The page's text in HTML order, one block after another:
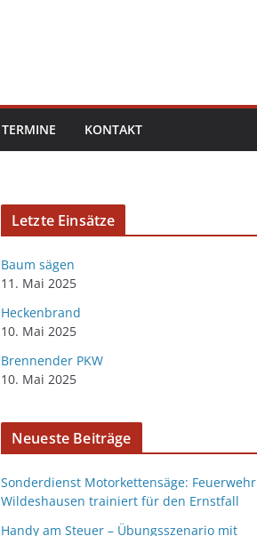
TERMINE KONTAKT
Letzte Einsätze
Baum sägen
11. Mai 2025
Heckenbrand
10. Mai 2025
Brennender PKW
10. Mai 2025
Neueste Beiträge
Sonderdienst Motorkettensäge: Feuerwehr
Wildeshausen trainiert für den Ernstfall
Handy am Steuer – Übungsszenario mit